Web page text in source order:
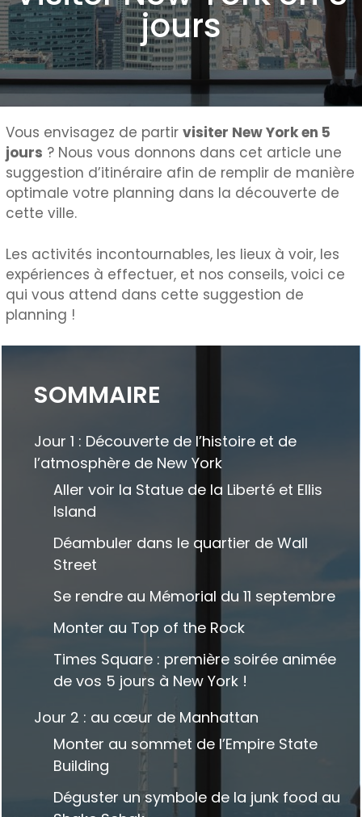
jours
Vous envisagez de partirvisiter New York en 5
jours ? Nous vous donnons dans cet article une
suggestion d’itinéraire afin de remplir de manière
optimale votre planning dans la découverte de
cette ville.
Les activités incontournables, les lieux à voir, les
expériences à effectuer, et nos conseils, voici ce
qui vous attend dans cette suggestion de
planning !
SOMMAIRE
Jour 1 : Découverte de l’histoire et de
l’atmosphère de New York
Aller voir la Statue de la Liberté et Ellis
Island
Déambuler dans le quartier de Wall
Street
Se rendre au Mémorial du 11 septembre
Monter au Top of the Rock
Times Square : première soirée animée
de vos 5 jours à New York !
Jour 2 : au cœur de Manhattan
Monter au sommet de l’Empire State
Building
Déguster un symbole de la junk food au